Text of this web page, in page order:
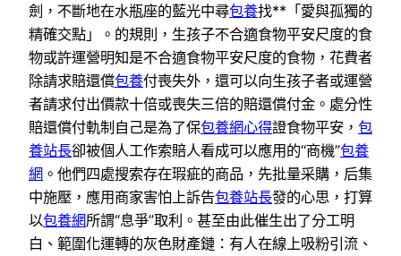
劍，不斷地在水瓶座的藍光中尋包養找**「愛與孤獨的
精確交點」。的規則，生孩子不合適食物平安尺度的食
物或許運營明知是不合適食物平安尺度的食物，花費者
除請求賠還償包養付喪失外，還可以向生孩子者或運營
者請求付出價款十倍或喪失三倍的賠還償付金。處分性
賠還償付軌制自己是為了保包養網心得證食物平安， 包
養站長卻被個人工作索賠人看成可以應用的“商機”包養
網 。他們四處搜索存在瑕疵的商品，先批量采購，后集
中施壓，應用商家害怕上訴告包養站長發的心思，打算
以包養網所謂“息爭”取利。甚至由此催生出了分工明
白、範圍化運轉的灰色財產鏈：有人在線上吸粉引流、